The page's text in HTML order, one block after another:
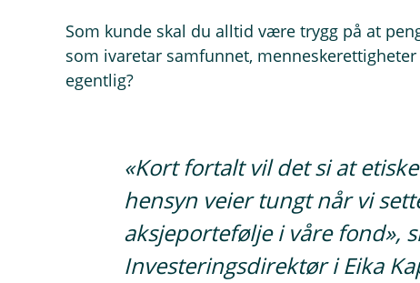
Som kunde skal du alltid være trygg på at
som ivaretar samfunnet,
egentlig?
«Kort fortalt vil det si at
hensyn veier tungt når vi
aksjeportefølje i våre fond»,
Investeringsdirektør i Eika